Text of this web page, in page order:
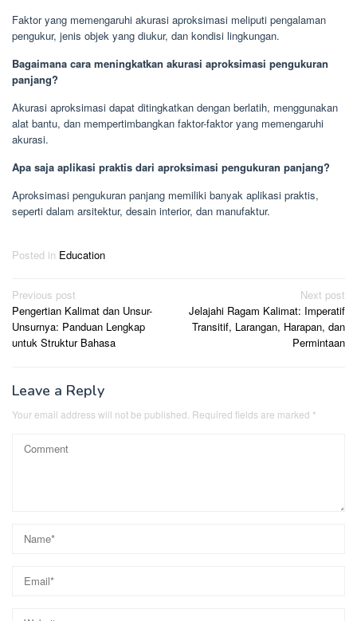
Faktor yang memengaruhi akurasi aproksimasi meliputi pengalaman
pengukur, jenis objek yang diukur, dan kondisi lingkungan.
Bagaimana cara meningkatkan akurasi aproksimasi pengukuran
panjang?
Akurasi aproksimasi dapat ditingkatkan dengan berlatih, menggunakan
alat bantu, dan mempertimbangkan faktor-faktor yang memengaruhi
akurasi.
Apa saja aplikasi praktis dari aproksimasi pengukuran panjang?
Aproksimasi pengukuran panjang memiliki banyak aplikasi praktis,
seperti dalam arsitektur, desain interior, dan manufaktur.
Posted in Education
Post
navigation
Previous post
Pengertian Kalimat dan Unsur-
Unsurnya: Panduan Lengkap
untuk Struktur Bahasa
Next post
Jelajahi Ragam Kalimat: Imperatif
Transitif, Larangan, Harapan, dan
Permintaan
Leave a Reply
Your email address will not be published. Required fields are marked *